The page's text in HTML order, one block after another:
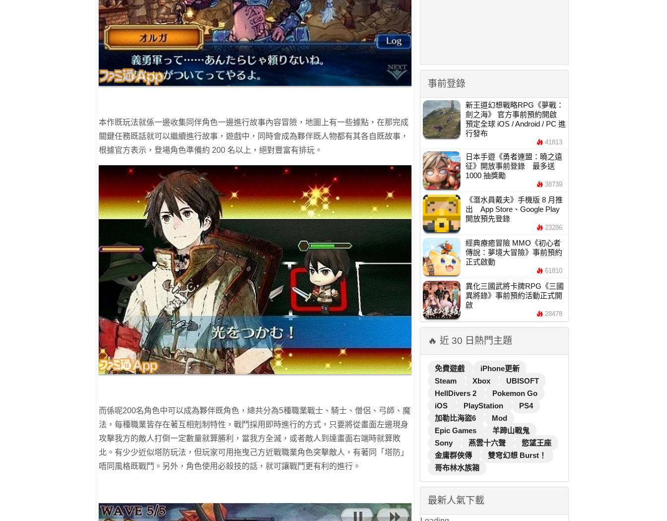
本作既玩法就係一邊收集同伴角色一邊進行故事內容冒險，地圖上有一些據點，在那完成
關鍵任務既話就可以繼續進行故事，遊戲中，同時會成為夥伴既人物都有其各自既故事，
根據官方表示，登場角色準備約 200 名以上，絕對豐富有排玩。
而係呢200名角色中可以成為夥伴既角色，總共分為5種職業戰士、騎士、僧侶、弓師、魔
法，每種職業皆存在著互相剋制特性，戰鬥採用即時進行的方式，只要將從畫面左邊現身
攻擊我方的敵人打倒一定數量就算勝利，當我方全滅，或者敵人到達畫面右端時就算敗
北。有少少近似塔防玩法，但玩家可用拖曳己方近戰職業角色突擊敵人，有著同「塔防」
唔同風格既戰鬥。另外，角色使用必殺技的話，就可讓戰鬥更有利的進行。
事前登錄
新王道幻想戰略RPG《夢戰：
劍之海》 官方事前預約開啟
預定全球 iOS / Android / PC 進
行發布
41813
日本手遊《勇者連盟：曉之遠
征》開放事前登錄 最多送
1000 抽獎勵
38739
《潛水員戴夫》手機版 8 月推
出 App Store、Google Play
開放預先登錄
23286
經典療癒冒險 MMO《初心者
傳說：夢境大冒險》事前預約
正式啟動
61810
異化三國武將卡牌RPG《三國
異將錄》事前預約活動正式開
啟
28478
🔥 近 30 日熱門主題
免費遊戲
iPhone更新
Steam
Xbox
UBISOFT
HellDivers 2
Pokemon Go
iOS
PlayStation
PS4
加勒比海盜6
Mod
Epic Games
羊蹄山戰鬼
Sony
燕雲十六聲
慾望王座
金庸群俠傳
雙穹幻想 Burst！
哥布林水族箱
最新人氣下載